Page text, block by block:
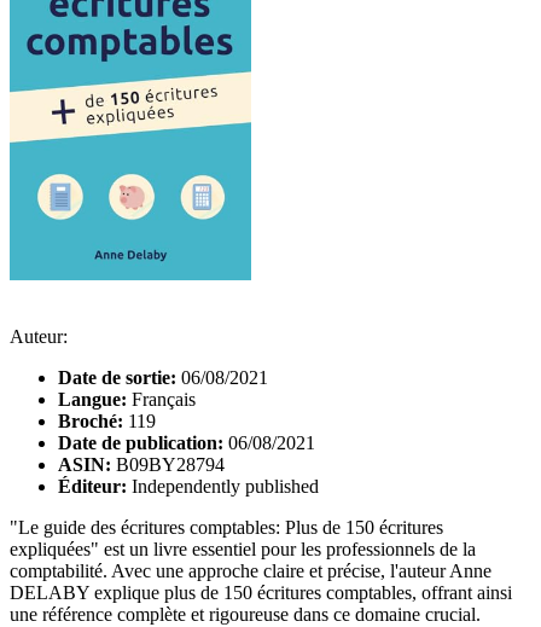
Auteur:
Date de sortie: 06/08/2021
Langue: Français
Broché: 119
Date de publication: 06/08/2021
ASIN: B09BY28794
Éditeur: Independently published
"Le guide des écritures comptables: Plus de 150 écritures
expliquées" est un livre essentiel pour les professionnels de la
comptabilité. Avec une approche claire et précise, l'auteur Anne
DELABY explique plus de 150 écritures comptables, offrant ainsi
une référence complète et rigoureuse dans ce domaine crucial.